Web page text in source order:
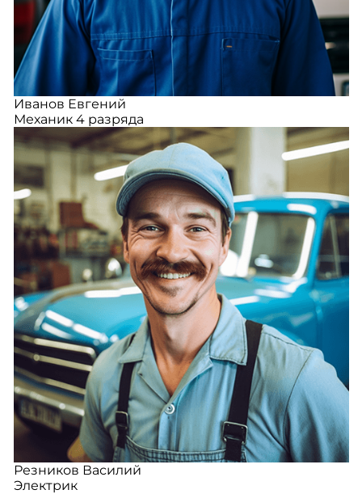
Иванов Евгений
Механик 4 разряда
Резников Василий
Электрик